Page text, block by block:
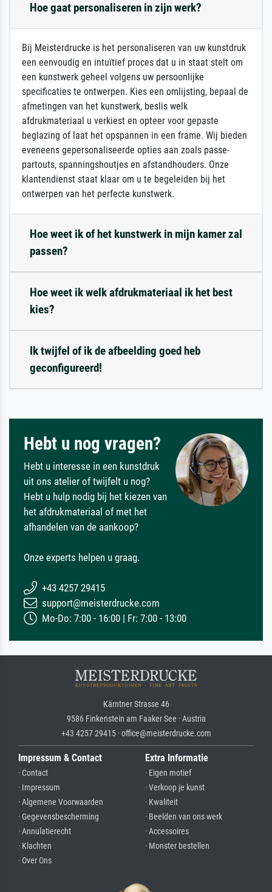
Hoe gaat personaliseren in zijn werk?
Bij Meisterdrucke is het personaliseren van uw kunstdruk
een eenvoudig en intuïtief proces dat u in staat stelt om
een kunstwerk geheel volgens uw persoonlijke
specificaties te ontwerpen. Kies een omlijsting, bepaal de
afmetingen van het kunstwerk, beslis welk
afdrukmateriaal u verkiest en opteer voor gepaste
beglazing of laat het opspannen in een frame. Wij bieden
eveneens gepersonaliseerde opties aan zoals passe-
partouts, spanningshoutjes en afstandhouders. Onze
klantendienst staat klaar om u te begeleiden bij het
ontwerpen van het perfecte kunstwerk.
Hoe weet ik of het kunstwerk in mijn kamer zal
passen?
Hoe weet ik welk afdrukmateriaal ik het best
kies?
Ik twijfel of ik de afbeelding goed heb
geconfigureerd!
Hebt u nog vragen?
Hebt u interesse in een kunstdruk
uit ons atelier of twijfelt u nog?
Hebt u hulp nodig bij het kiezen van
het afdrukmateriaal of met het
afhandelen van de aankoop?
Onze experts helpen u graag.
+43 4257 29415
support@meisterdrucke.com
Mo-Do: 7:00 - 16:00 | Fr: 7:00 - 13:00
Kärntner Strasse 46
9586 Finkenstein am Faaker See · Austria
+43 4257 29415 · office@meisterdrucke.com
Impressum & Contact
· Contact
· Impressum
· Algemene Voorwaarden
· Gegevensbescherming
· Annulatierecht
· Klachten
· Over Ons
Extra Informatie
· Eigen motief
· Verkoop je kunst
· Kwaliteit
· Beelden van ons werk
· Accessoires
· Monster bestellen